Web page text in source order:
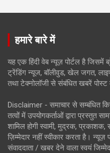
हमारे बारे में
यह एक हिंदी वेब न्यूज़ पोर्टल है जिसमें
ट्रेंडिंग न्यूज, बॉलीवुड, खेल जगत,
तथा टेक्नोलॉजी से संबंधित खबरें पोस्ट
Disclaimer - समाचार से सम्बंधित
तत्वों में उपयोगकर्ताओं द्वारा प्रस्तुत
शामिल होगी स्वामी, मुद्रक,
ज़िम्मेदार नहीं स्वीकार करता है। न्यूज़
संवाददाता / खबर देने वाला स्वयं